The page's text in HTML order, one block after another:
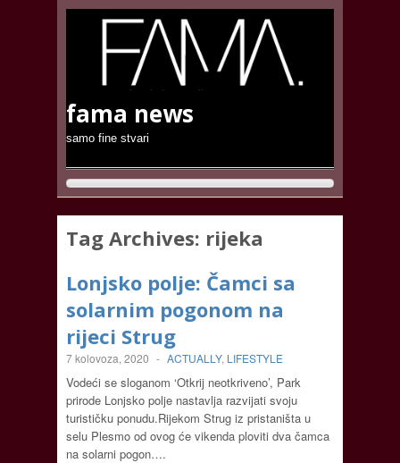
fama news
samo fine stvari
Tag Archives: rijeka
Lonjsko polje: Čamci sa
solarnim pogonom na
rijeci Strug
7 kolovoza, 2020 - ACTUALLY, LIFESTYLE
Vodeći se sloganom ‘Otkrij neotkriveno’, Park
prirode Lonjsko polje nastavlja razvijati svoju
turističku ponudu.Rijekom Strug iz pristaništa u
selu Plesmo od ovog će vikenda ploviti dva čamca
na solarni pogon….